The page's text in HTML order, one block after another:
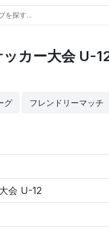
を探す...
カー大会 U-
グ フレンドリーマッチ
会 U-12